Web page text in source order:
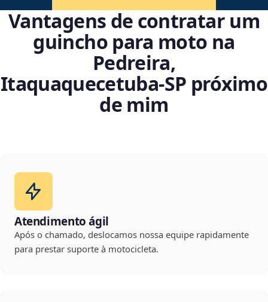
Vantagens de contratar um
guincho para moto na
Pedreira,
Itaquaquecetuba‑SP próximo
de mim
Atendimento ágil
Após o chamado, deslocamos nossa equipe rapidamente
para prestar suporte à motocicleta.